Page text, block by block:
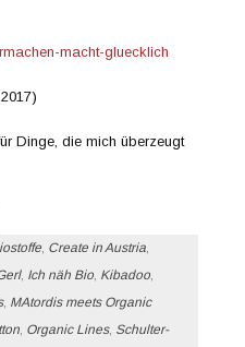
Dinge, die mich überzeugt
, Create in Austria,
, Ich näh Bio, Kibadoo,
, MAtordis meets Organic
, Organic Lines, Schulter-